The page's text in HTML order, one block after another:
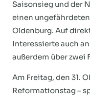
Saisonsieg und der
einen
Oldenburg. Auf
Interessierte auch
außerdem über zwei
Am Freitag, den 31.
Reformationstag –